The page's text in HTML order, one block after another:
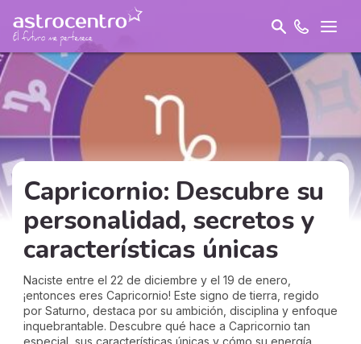
Capricornio: Descubre su
personalidad, secretos y
características únicas
Naciste entre el 22 de diciembre y el 19 de enero,
¡entonces eres Capricornio! Este signo de tierra, regido
por Saturno, destaca por su ambición, disciplina y enfoque
inquebrantable. Descubre qué hace a Capricornio tan
especial, sus características únicas y cómo su energía